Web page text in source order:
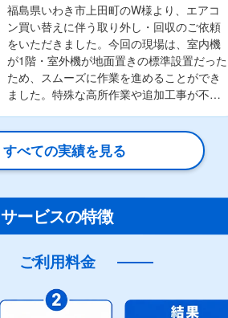
福島県いわき市上田町のW様より、エアコ
ン買い替えに伴う取り外し・回収のご依頼
をいただきました。今回の現場は、室内機
が1階・室外機が地面置きの標準設置だった
ため、スムーズに作業を進めることができ
ました。特殊な高所作業や追加工事が不要
すべての実績を見る
サービスの特徴
ご利用料金